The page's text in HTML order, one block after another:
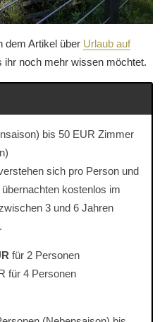
dem Artikel über Urlaub auf
ihr noch mehr wissen möchtet.
bis 50 EUR Zimmer
sich pro Person und
kostenlos im
3 und 6 Jahren
für 2 Personen
für 4 Personen